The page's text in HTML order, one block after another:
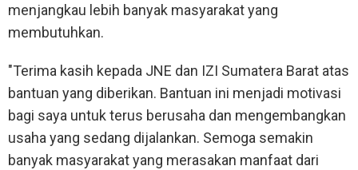
menjangkau lebih banyak masyarakat yang
membutuhkan.
"Terima kasih kepada JNE dan IZI Sumatera Barat atas
bantuan yang diberikan. Bantuan ini menjadi motivasi
bagi saya untuk terus berusaha dan mengembangkan
usaha yang sedang dijalankan. Semoga semakin
banyak masyarakat yang merasakan manfaat dari